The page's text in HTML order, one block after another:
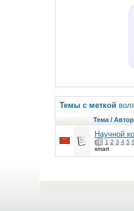
Темы с меткой
Тема / Автор
Научной
( 1 2 3 4 5 6
smart